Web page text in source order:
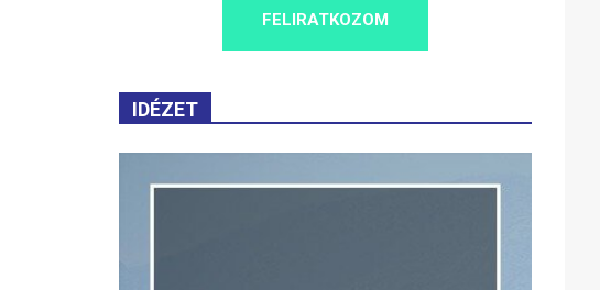
FELIRATKOZOM
IDÉZET